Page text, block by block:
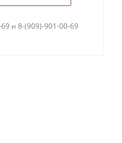
и 8-(909)-901-00-69